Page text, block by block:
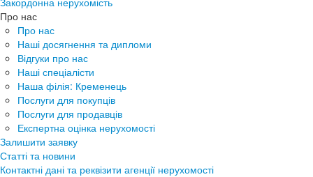
Про нас
Про нас
Наші досягнення та дипломи
Відгуки про нас
Наші спеціалісти
Наша філія: Кременець
Послуги для покупців
Послуги для продавців
Експертна оцінка нерухомості
Залишити заявку
Статті та новини
Контактні дані та реквізити агенції нерухомості